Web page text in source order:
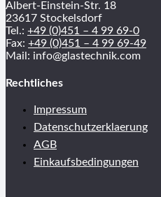
Albert-Einstein-Str. 18
23617 Stockelsdorf
Tel.: +49 (0)451 – 4 99 69-0
Fax: +49 (0)451 – 4 99 69-49
Mail: info@glastechnik.com
Rechtliches
Impressum
Datenschutzerklaerung
AGB
Einkaufsbedingungen